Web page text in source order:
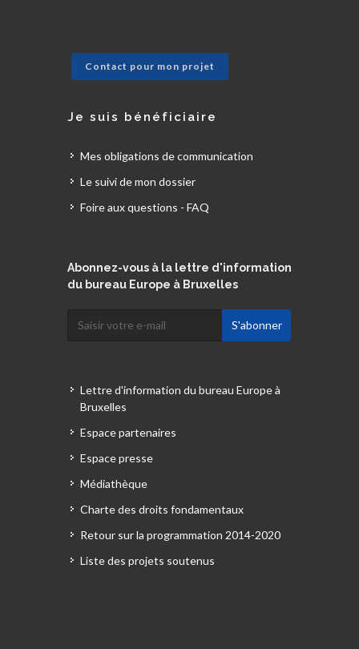
Contact pour mon projet
Je suis bénéficiaire
Mes obligations de communication
Le suivi de mon dossier
Foire aux questions - FAQ
Abonnez-vous à la lettre d'information
du bureau Europe à Bruxelles
Lettre d'information du bureau Europe à
Bruxelles
Espace partenaires
Espace presse
Médiathèque
Charte des droits fondamentaux
Retour sur la programmation 2014-2020
Liste des projets soutenus